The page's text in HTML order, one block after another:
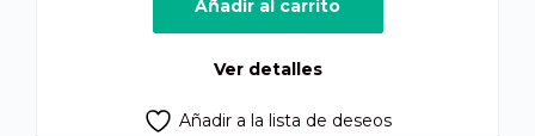
era:
es:
Añadir al carrito
Ver detalles
Añadir a la lista de deseos